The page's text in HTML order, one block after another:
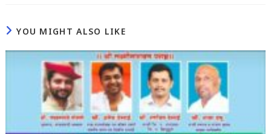
YOU MIGHT ALSO LIKE